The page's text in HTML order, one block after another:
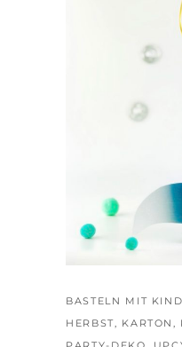
BASTELN MIT
HERBST, KARTON,